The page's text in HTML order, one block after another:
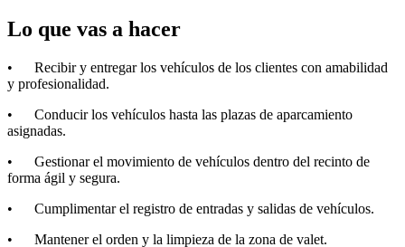
Lo que vas a hacer
• Recibir y entregar los vehículos de los clientes con amabilidad
y profesionalidad.
• Conducir los vehículos hasta las plazas de aparcamiento
asignadas.
• Gestionar el movimiento de vehículos dentro del recinto de
forma ágil y segura.
• Cumplimentar el registro de entradas y salidas de vehículos.
• Mantener el orden y la limpieza de la zona de valet.